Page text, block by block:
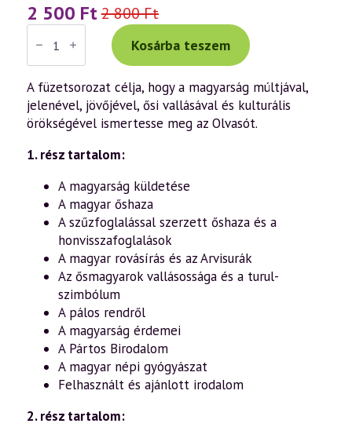
2 800Ft
Original
price
was:
2
800 Ft.
2 500 Ft
Current
price
is:
2
500 Ft.
Váradi
Tibor:
"Isten,
áldd
meg
a
magyart..."
I.
II.
IV.
egyben
mennyiség
Kosárba teszem
A füzetsorozat célja, hogy a magyarság múltjával,
jelenével, jövőjével, ősi vallásával és kulturális
örökségével ismertesse meg az Olvasót.
1. rész tartalom:
A magyarság küldetése
A magyar őshaza
A szűzfoglalással szerzett őshaza és a
honvisszafoglalások
A magyar rovásírás és az Arvisurák
Az ősmagyarok vallásossága és a turul-
szimbólum
A pálos rendről
A magyarság érdemei
A Pártos Birodalom
A magyar népi gyógyászat
Felhasznált és ajánlott irodalom
2. rész tartalom: